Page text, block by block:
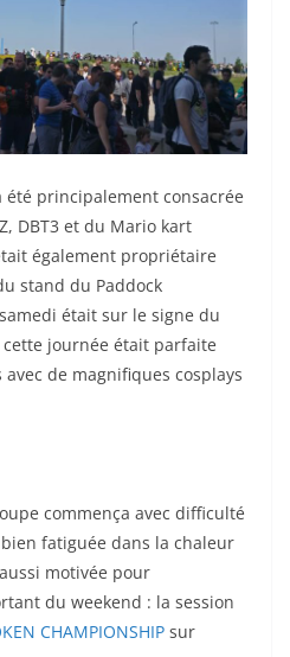
principalement consacrée
DBT3 et du Mario kart
également propriétaire
stand du Paddock
était sur le signe du
journée était parfaite
de magnifiques cosplays
commença avec difficulté
fatiguée dans la chaleur
motivée pour
du weekend : la session
CHAMPIONSHIP sur